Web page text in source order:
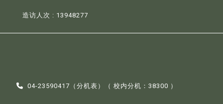
造访人次 : 13948277
04-23590417（分机表 ）（ 校内分机：38300 ）